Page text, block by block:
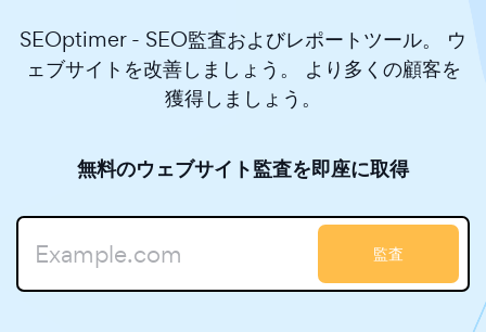
SEOptimer - SEO監査およびレポートツール。 ウ
ェブサイトを改善しましょう。 より多くの顧客を
獲得しましょう。
無料のウェブサイト監査を即座に取得
監査